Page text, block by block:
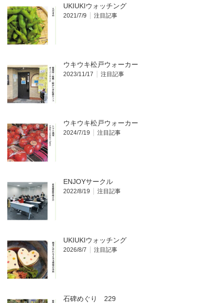
UKIUKIウォッチング
2021/7/9 注目記事
ウキウキ松戸ウォーカー
2023/11/17 注目記事
ウキウキ松戸ウォーカー
2024/7/19 注目記事
ENJOYサークル
2022/8/19 注目記事
UKIUKIウォッチング
2026/8/7 注目記事
石碑めぐり 229